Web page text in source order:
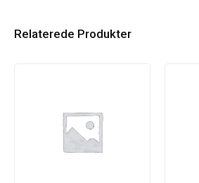
Relaterede Produkter